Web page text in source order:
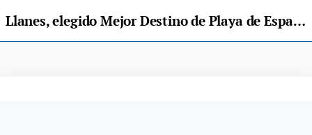
Llanes, elegido Mejor Destino de Playa de España por National Geographic